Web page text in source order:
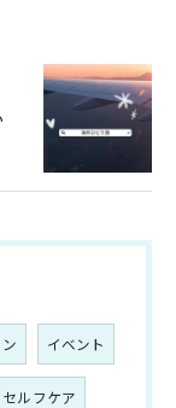
イベント
セルフケア